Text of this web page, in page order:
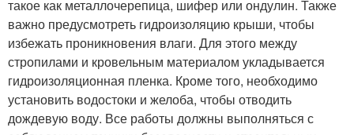
такое как металлочерепица, шифер или ондулин. Также
важно предусмотреть гидроизоляцию крыши, чтобы
избежать проникновения влаги. Для этого между
стропилами и кровельным материалом укладывается
гидроизоляционная пленка. Кроме того, необходимо
установить водостоки и желоба, чтобы отводить
дождевую воду. Все работы должны выполняться с